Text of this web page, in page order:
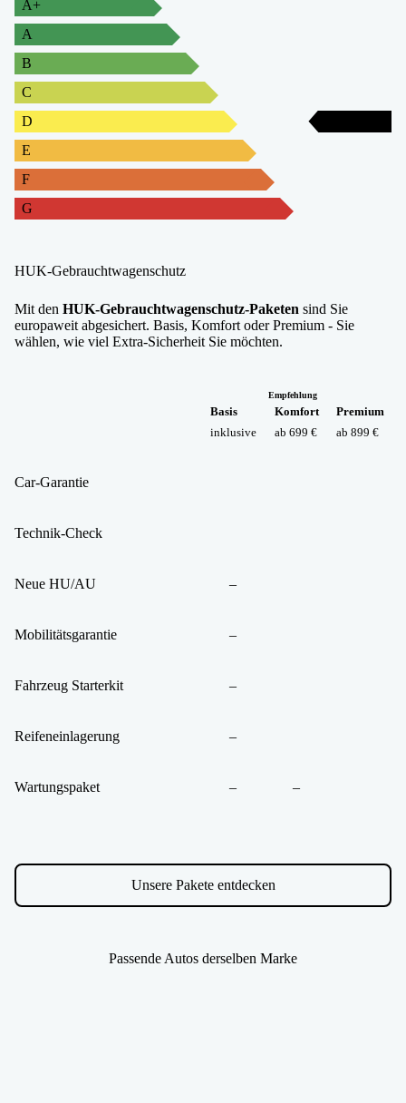
A+
A
B
C
D
E
F
G
HUK-Gebrauchtwagenschutz
Mit den HUK-Gebrauchtwagenschutz-Paketen sind Sie
europaweit abgesichert. Basis, Komfort oder Premium - Sie
wählen, wie viel Extra-Sicherheit Sie möchten.
Basis
inklusive
Empfehlung
Komfort
ab 699 €
Premium
ab 899 €
Car-Garantie
Technik-Check
Neue HU/AU –
Mobilitätsgarantie –
Fahrzeug Starterkit –
Reifeneinlagerung –
Wartungspaket – –
Unsere Pakete entdecken
Passende Autos derselben Marke